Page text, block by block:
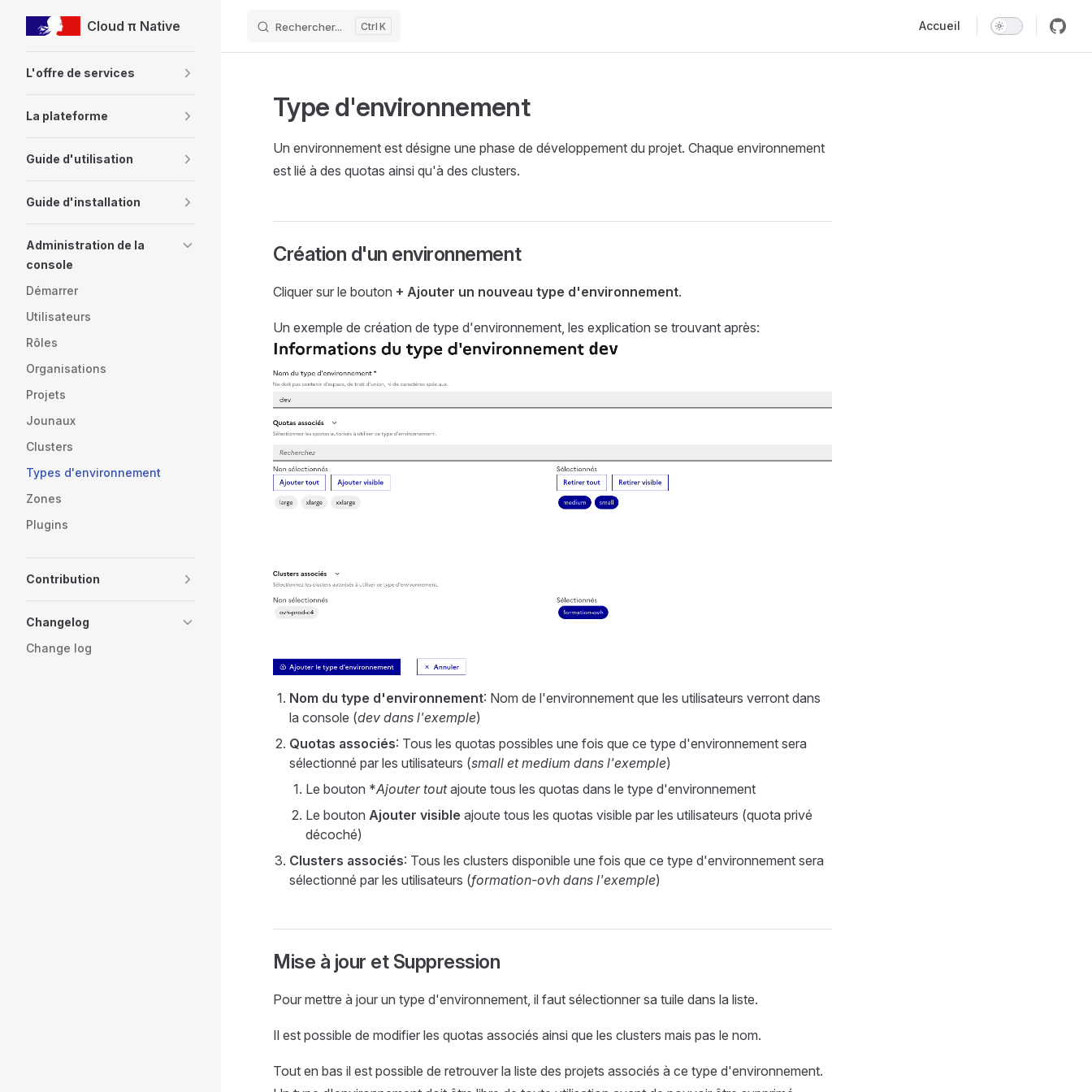
Skip to contentCloud π Native Rechercher... K Accueil
L'offre de services
La plateforme
Guide d'utilisation
Guide d'installation
Administration de la
console
Démarrer
Utilisateurs
Rôles
Organisations
Projets
Jounaux
Clusters
Types d'environnement
Zones
Plugins
Contribution
Changelog
Change log
Type d'environnement
Un environnement est désigne une phase de développement du projet. Chaque environnement
est lié à des quotas ainsi qu'à des clusters.
Création d'un environnement
Cliquer sur le bouton + Ajouter un nouveau type d'environnement.
Un exemple de création de type d'environnement, les explication se trouvant après:
Nom du type d'environnement: Nom de l'environnement que les utilisateurs verront dans
la console (dev dans l'exemple)
Quotas associés: Tous les quotas possibles une fois que ce type d'environnement sera
sélectionné par les utilisateurs (small et medium dans l'exemple)
Le bouton *Ajouter toutajoute tous les quotas dans le type d'environnement
Le bouton Ajouter visible ajoute tous les quotas visible par les utilisateurs (quota privé
décoché)
Clusters associés: Tous les clusters disponible une fois que ce type d'environnement sera
sélectionné par les utilisateurs (formation-ovh dans l'exemple)
Mise à jour et Suppression
Pour mettre à jour un type d'environnement, il faut sélectionner sa tuile dans la liste.
Il est possible de modifier les quotas associés ainsi que les clusters mais pas le nom.
Tout en bas il est possible de retrouver la liste des projets associés à ce type d'environnement.